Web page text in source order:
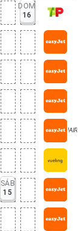
DOM
16
SÁB
15